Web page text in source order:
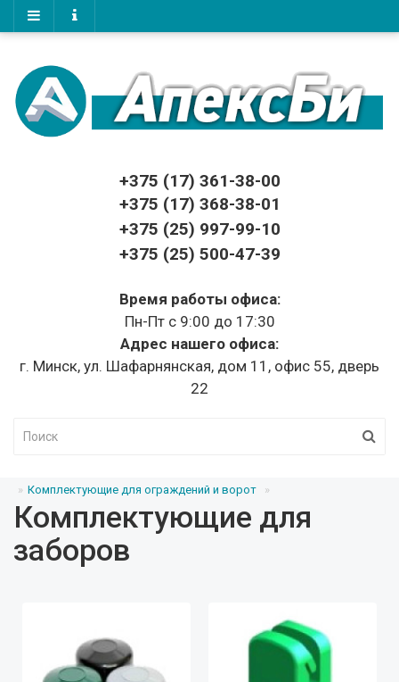
+375 (17) 361-38-00
+375 (17) 368-38-01
+375 (25) 997-99-10
+375 (25) 500-47-39
Время работы офиса:
Пн-Пт с 9:00 до 17:30
Адрес нашего офиса:
г. Минск, ул. Шафарнянская, дом 11, офис 55, дверь
22
Комплектующие для ограждений и ворот
Комплектующие для
заборов